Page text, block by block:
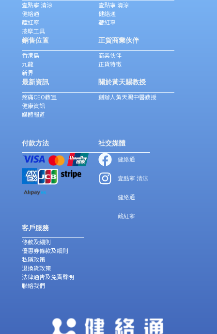
壹點寧 清涼
健絡通
藏紅寧
按摩工具
壹點寧 清涼
健絡通
藏紅寧
銷售位置
香港島
九龍
新界
正貨商業伙伴
商業伙伴
正貨特徵
最新資訊
疼痛CEO教室
健康資訊
媒體報道
關於黃天賜教授
創辦人黃天賜中醫教授
付款方法 社交媒體
健絡通
壹點寧 清涼
健絡通
藏紅寧
客戶服務
條款及細則
優惠券條款及細則
私隱政策
退換貨政策
法律通告及免責聲明
聯絡我們